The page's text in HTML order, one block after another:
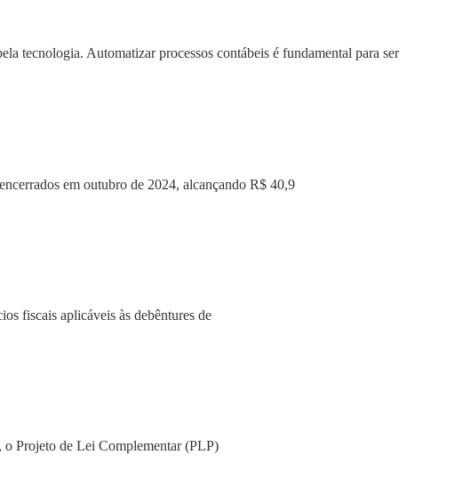
tecnologia. Automatizar processos contábeis é fundamental para ser
em outubro de 2024, alcançando R$ 40,9
fiscais aplicáveis às debêntures de
o Projeto de Lei Complementar (PLP)